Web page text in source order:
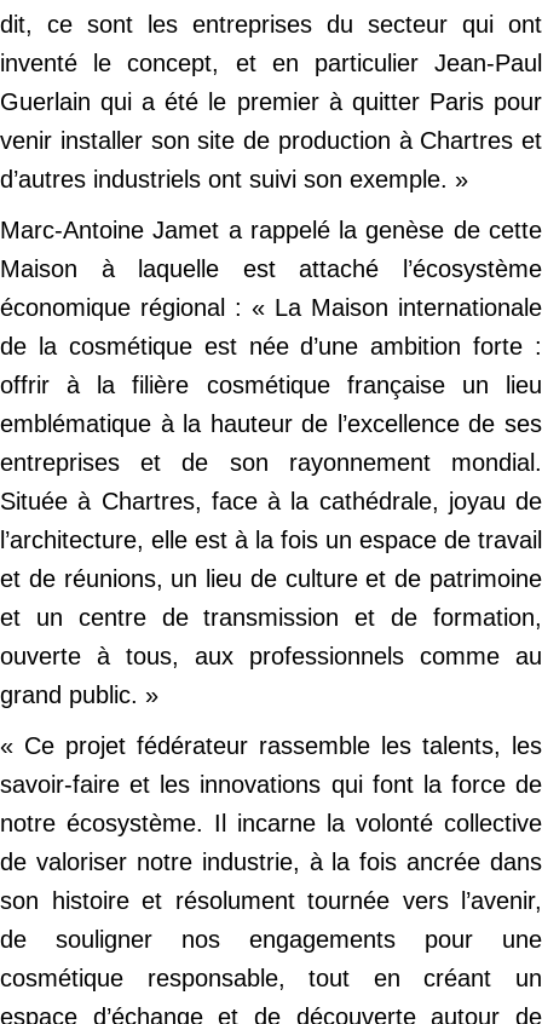
dit, ce sont les entreprises du secteur qui ont
inventé le concept, et en particulier Jean-Paul
Guerlain qui a été le premier à quitter Paris pour
venir installer son site de production à Chartres et
d’autres industriels ont suivi son exemple. »
Marc-Antoine Jamet a rappelé la genèse de cette
Maison à laquelle est attaché l’écosystème
économique régional : « La Maison internationale
de la cosmétique est née d’une ambition forte :
offrir à la filière cosmétique française un lieu
emblématique à la hauteur de l’excellence de ses
entreprises et de son rayonnement mondial.
Située à Chartres, face à la cathédrale, joyau de
l’architecture, elle est à la fois un espace de travail
et de réunions, un lieu de culture et de patrimoine
et un centre de transmission et de formation,
ouverte à tous, aux professionnels comme au
grand public. »
« Ce projet fédérateur rassemble les talents, les
savoir-faire et les innovations qui font la force de
notre écosystème. Il incarne la volonté collective
de valoriser notre industrie, à la fois ancrée dans
son histoire et résolument tournée vers l’avenir,
de souligner nos engagements pour une
cosmétique responsable, tout en créant un
espace d’échange et de découverte autour de